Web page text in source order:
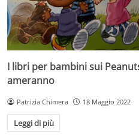
I libri per bambini sui
ameranno
Patrizia Chimera 18 Maggio 2022
Leggi di più